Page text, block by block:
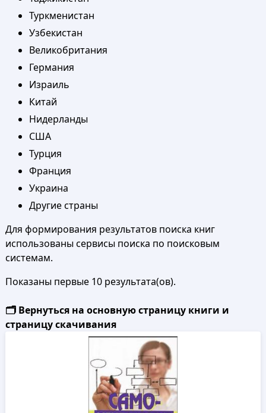
Туркменистан
Узбекистан
Великобритания
Германия
Израиль
Китай
Нидерланды
США
Турция
Франция
Украина
Другие страны
Для формирования результатов поиска книг
использованы сервисы поиска по поисковым
системам.
Показаны первые 10 результата(ов).
🗂️ Вернуться на основную страницу книги и
страницу скачивания